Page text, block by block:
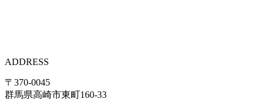
ADDRESS
〒370-0045
群馬県高崎市東町160-33